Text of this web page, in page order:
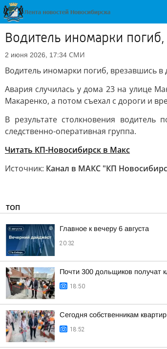
Водитель иномарки
2 июня 2026, 17:34 СМИ
Водитель иномарки погиб, врезавшись
Авария случилась у дома 23 на улице
Макаренко, а потом съехал с дороги и
В результате столкновения
следственно-оперативная группа.
Читать КП-Новосибирск в Mакс
Источник: Канал в МАКС "КП
ТОП
Главное к вечеру 6 августа
20:32
Почти 300 дольщиков получат
18:50
Сегодня собственникам
18:52